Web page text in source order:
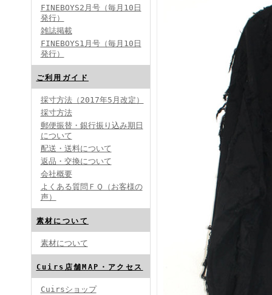
FINEBOYS2月号（毎月10日
発行）
雑誌掲載
FINEBOYS1月号（毎月10日
発行）
ご利用ガイド
採寸方法（2017年5月改定）
採寸方法
郵便振替・銀行振り込み期日
について
配送・送料について
返品・交換について
会社概要
よくある質問ＦＱ（お客様の
声）
素材について
素材について
Cuirs店舗MAP・アクセス
Cuirsショップ